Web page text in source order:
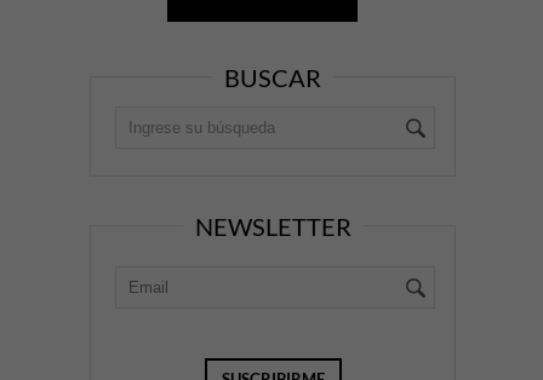
BUSCAR
NEWSLETTER